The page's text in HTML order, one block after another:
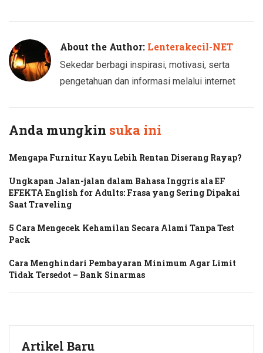
About the Author: Lenterakecil-NET
Sekedar berbagi inspirasi, motivasi, serta
pengetahuan dan informasi melalui internet
Anda mungkin suka ini
Mengapa Furnitur Kayu Lebih Rentan Diserang Rayap?
Ungkapan Jalan-jalan dalam Bahasa Inggris ala EF
EFEKTA English for Adults: Frasa yang Sering Dipakai
Saat Traveling
5 Cara Mengecek Kehamilan Secara Alami Tanpa Test
Pack
Cara Menghindari Pembayaran Minimum Agar Limit
Tidak Tersedot – Bank Sinarmas
Artikel Baru